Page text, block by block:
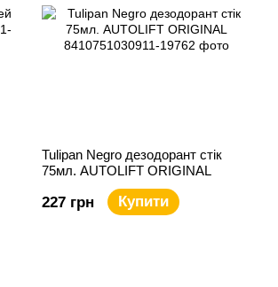
Tulipan Negro дезодорант стік
75мл. AUTOLIFT ORIGINAL
227 грн Купити